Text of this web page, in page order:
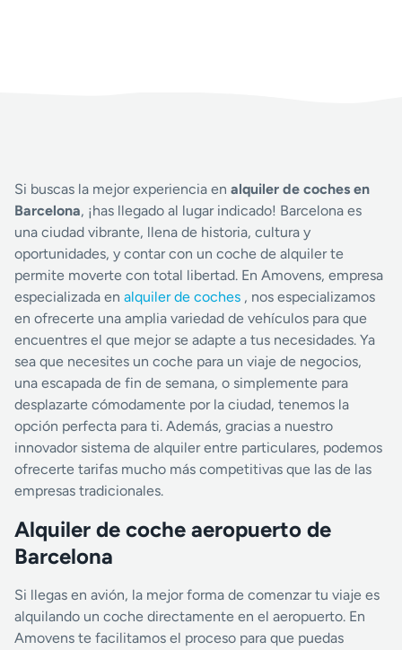
Si buscas la mejor experiencia en alquiler de coches en
Barcelona, ¡has llegado al lugar indicado! Barcelona es
una ciudad vibrante, llena de historia, cultura y
oportunidades, y contar con un coche de alquiler te
permite moverte con total libertad. En Amovens, empresa
especializada en alquiler de coches , nos especializamos
en ofrecerte una amplia variedad de vehículos para que
encuentres el que mejor se adapte a tus necesidades. Ya
sea que necesites un coche para un viaje de negocios,
una escapada de fin de semana, o simplemente para
desplazarte cómodamente por la ciudad, tenemos la
opción perfecta para ti. Además, gracias a nuestro
innovador sistema de alquiler entre particulares, podemos
ofrecerte tarifas mucho más competitivas que las de las
empresas tradicionales.
Alquiler de coche aeropuerto de
Barcelona
Si llegas en avión, la mejor forma de comenzar tu viaje es
alquilando un coche directamente en el aeropuerto. En
Amovens te facilitamos el proceso para que puedas